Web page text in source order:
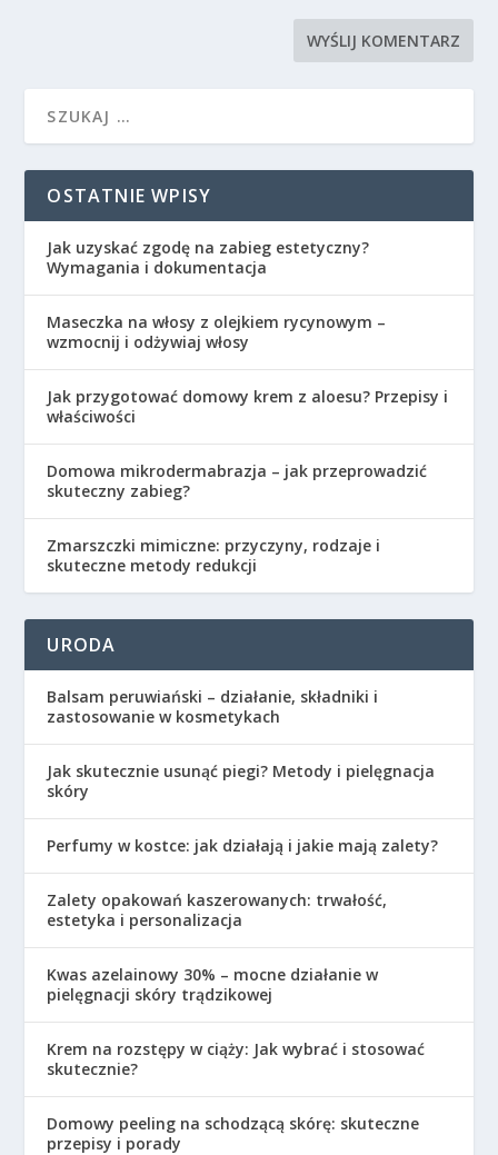
OSTATNIE WPISY
Jak uzyskać zgodę na zabieg estetyczny?
Wymagania i dokumentacja
Maseczka na włosy z olejkiem rycynowym –
wzmocnij i odżywiaj włosy
Jak przygotować domowy krem z aloesu? Przepisy i
właściwości
Domowa mikrodermabrazja – jak przeprowadzić
skuteczny zabieg?
Zmarszczki mimiczne: przyczyny, rodzaje i
skuteczne metody redukcji
URODA
Balsam peruwiański – działanie, składniki i
zastosowanie w kosmetykach
Jak skutecznie usunąć piegi? Metody i pielęgnacja
skóry
Perfumy w kostce: jak działają i jakie mają zalety?
Zalety opakowań kaszerowanych: trwałość,
estetyka i personalizacja
Kwas azelainowy 30% – mocne działanie w
pielęgnacji skóry trądzikowej
Krem na rozstępy w ciąży: Jak wybrać i stosować
skutecznie?
Domowy peeling na schodzącą skórę: skuteczne
przepisy i porady